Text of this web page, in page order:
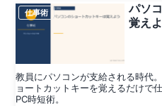
仕事術
パソ
覚え
教員にパソコンが支給される時代
ョートカットキーを覚えるだけ
PC時短術。